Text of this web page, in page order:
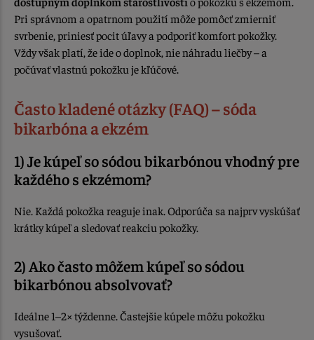
Pri správnom a opatrnom použití môže pomôcť zmierniť
svrbenie, priniesť pocit úľavy a podporiť komfort pokožky.
Vždy však platí, že ide o doplnok, nie náhradu liečby – a
počúvať vlastnú pokožku je kľúčové.
Často kladené otázky (FAQ) – sóda
bikarbóna a ekzém
1) Je kúpeľ so sódou bikarbónou vhodný pre
každého s ekzémom?
Nie. Každá pokožka reaguje inak. Odporúča sa najprv vyskúšať
krátky kúpeľ a sledovať reakciu pokožky.
2) Ako často môžem kúpeľ so sódou
bikarbónou absolvovať?
Ideálne 1–2× týždenne. Častejšie kúpele môžu pokožku
vysušovať.